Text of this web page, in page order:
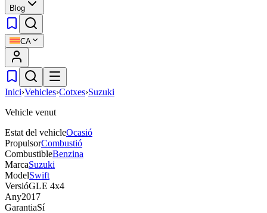
Blog
CA
Inici›Vehicles›Cotxes›Suzuki
Vehicle venut
Estat del vehicleOcasió
PropulsorCombustió
CombustibleBenzina
MarcaSuzuki
ModelSwift
VersióGLE 4x4
Any2017
GarantiaSí